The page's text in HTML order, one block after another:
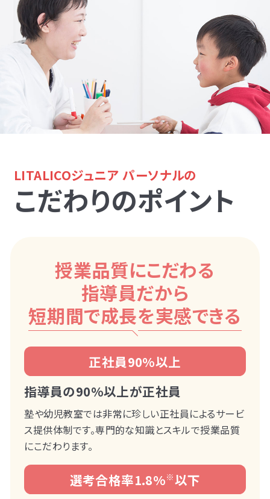
LITALICOジュニア パーソナルの
こだわりのポイント
授業品質にこだわる
指導員だから
短期間で成長を実感できる
正社員90%以上
指導員の90%以上が正社員
塾や幼児教室では非常に珍しい正社員によるサービ
ス提供体制です。専門的な知識とスキルで授業品質
にこだわります。
選考合格率1.8%※以下